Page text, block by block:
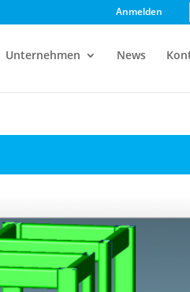
Anmelden
Unternehmen News